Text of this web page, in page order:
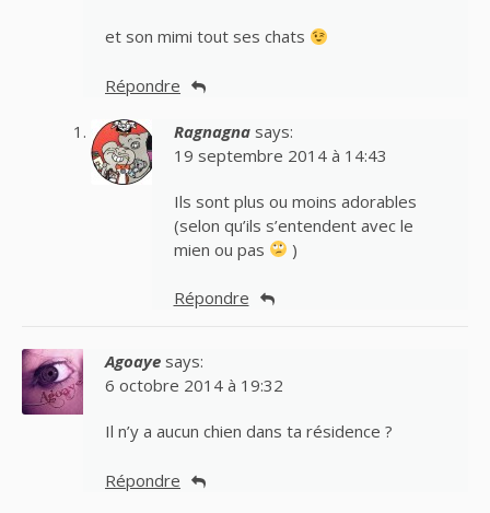
et son mimi tout ses chats
Répondre
Ragnagna says:
19 septembre 2014 à 14:43
Ils sont plus ou moins adorables
(selon qu’ils s’entendent avec le
mien ou pas
)
Répondre
Agoaye says:
6 octobre 2014 à 19:32
Il n’y a aucun chien dans ta résidence ?
Répondre